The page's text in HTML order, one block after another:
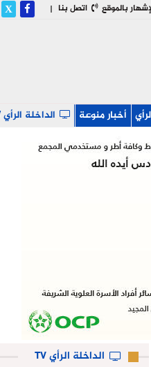
| اتصل بنا بالموقع
أخبار منوعة الداخلة الرأي TV
الداخلة الرأي TV